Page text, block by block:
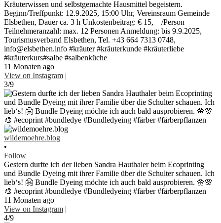
Kräuterwissen und selbstgemachte Hausmittel begeistern.
Beginn/Treffpunkt: 12.9.2025, 15:00 Uhr, Vereinsraum Gemeinde
Elsbethen, Dauer ca. 3 h Unkostenbeitrag: € 15,—/Person
Teilnehmeranzahl: max. 12 Personen Anmeldung: bis 9.9.2025,
Tourismusverband Elsbethen, Tel. +43 664 7313 0748,
info@elsbethen.info #kräuter #kräuterkunde #kräuterliebe
#kräuterkurs#salbe #salbenküche
11 Monaten ago
View on Instagram |
3/9
wildemoehre.blog
•
Follow
Gestern durfte ich der lieben Sandra Hauthaler beim Ecoprinting
und Bundle Dyeing mit ihrer Familie über die Schulter schauen. Ich
lieb‘s! 🤗 Bundle Dyeing möchte ich auch bald ausprobieren. 🌼🌸
🎨 #ecoprint #bundledye #Bundledyeing #färber #färberpflanzen
11 Monaten ago
View on Instagram |
4/9